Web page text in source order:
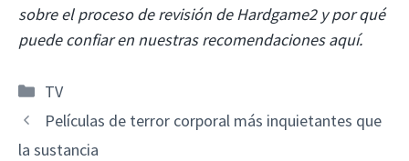
sobre el proceso de revisión de Hardgame2 y por qué
puede confiar en nuestras recomendaciones aquí.
Categorías
TV
Películas de terror corporal más inquietantes que
la sustancia